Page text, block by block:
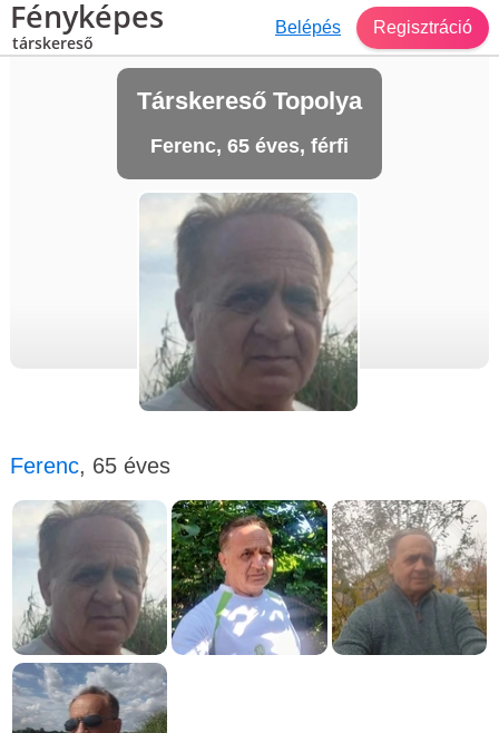
Fényképes
társkereső
Belépés Regisztráció
Társkereső Topolya
Ferenc, 65 éves, férfi
Ferenc, 65 éves